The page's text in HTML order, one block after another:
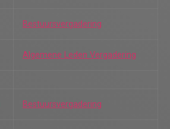
Bestuursvergadering
Algemene Leden Vergadering
Bestuursvergadering